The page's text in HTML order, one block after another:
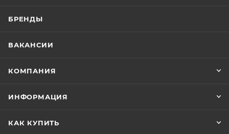
БРЕНДЫ
ВАКАНСИИ
КОМПАНИЯ
ИНФОРМАЦИЯ
КАК КУПИТЬ